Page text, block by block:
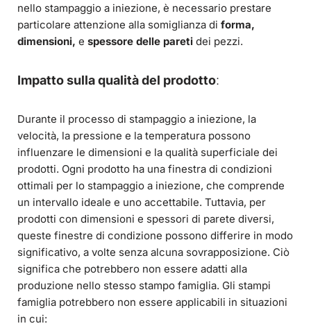
nello stampaggio a iniezione, è necessario prestare
particolare attenzione alla somiglianza di forma,
dimensioni, e spessore delle pareti dei pezzi.
Impatto sulla qualità del prodotto:
Durante il processo di stampaggio a iniezione, la
velocità, la pressione e la temperatura possono
influenzare le dimensioni e la qualità superficiale dei
prodotti. Ogni prodotto ha una finestra di condizioni
ottimali per lo stampaggio a iniezione, che comprende
un intervallo ideale e uno accettabile. Tuttavia, per
prodotti con dimensioni e spessori di parete diversi,
queste finestre di condizione possono differire in modo
significativo, a volte senza alcuna sovrapposizione. Ciò
significa che potrebbero non essere adatti alla
produzione nello stesso stampo famiglia. Gli stampi
famiglia potrebbero non essere applicabili in situazioni
in cui: